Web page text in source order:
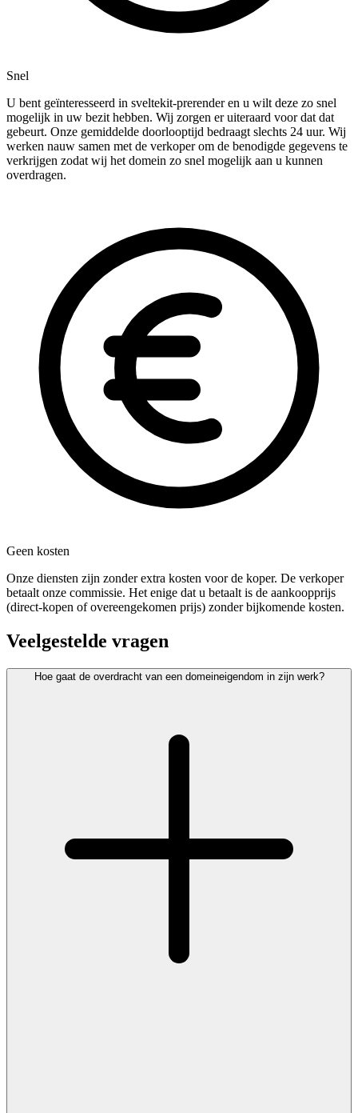
Snel
U bent geïnteresseerd in sveltekit-prerender en u wilt deze zo snel
mogelijk in uw bezit hebben. Wij zorgen er uiteraard voor dat dat
gebeurt. Onze gemiddelde doorlooptijd bedraagt slechts 24 uur. Wij
werken nauw samen met de verkoper om de benodigde gegevens te
verkrijgen zodat wij het domein zo snel mogelijk aan u kunnen
overdragen.
Geen kosten
Onze diensten zijn zonder extra kosten voor de koper. De verkoper
betaalt onze commissie. Het enige dat u betaalt is de aankoopprijs
(direct-kopen of overeengekomen prijs) zonder bijkomende kosten.
Veelgestelde vragen
Hoe gaat de overdracht van een domeineigendom in zijn werk?